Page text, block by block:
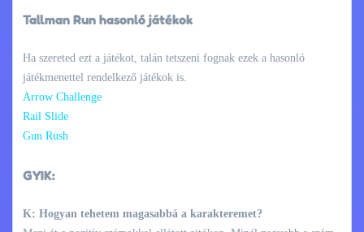
Tallman Run hasonló játékok
Ha szereted ezt a játékot, talán tetszeni fognak ezek a hasonló
játékmenettel rendelkező játékok is.
Arrow Challenge
Rail Slide
Gun Rush
GYIK:
K: Hogyan tehetem magasabbá a karakteremet?